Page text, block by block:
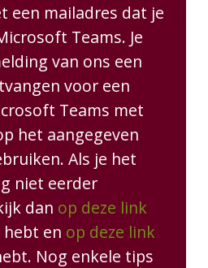
een mailadres dat je
Teams. Je
van ons een
voor een
Teams met
het aangegeven
Als je het
niet eerder
dan op deze link
hebt en op deze link
Nog enkele tips